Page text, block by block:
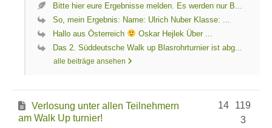
Bitte hier eure Ergebnisse melden. Es werden nur B...
So, mein Ergebnis: Name: Ulrich Nuber Klasse: ...
Hallo aus Österreich
Oskar Hejlek Über ...
Das 2. Süddeutsche Walk up Blasrohrturnier ist abg...
alle beiträge ansehen
Verlosung unter allen Teilnehmern
am Walk Up turnier!
119
3
14